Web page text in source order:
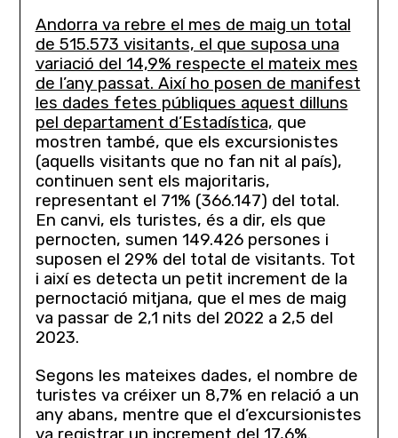
Andorra va rebre el mes de maig un total
de 515.573 visitants, el que suposa una
variació del 14,9% respecte el mateix mes
de l’any passat. Així ho posen de manifest
les dades fetes públiques aquest dilluns
pel departament d’Estadística, que
mostren també, que els excursionistes
(aquells visitants que no fan nit al país),
continuen sent els majoritaris,
representant el 71% (366.147) del total.
En canvi, els turistes, és a dir, els que
pernocten, sumen 149.426 persones i
suposen el 29% del total de visitants. Tot
i així es detecta un petit increment de la
pernoctació mitjana, que el mes de maig
va passar de 2,1 nits del 2022 a 2,5 del
2023.
Segons les mateixes dades, el nombre de
turistes va créixer un 8,7% en relació a un
any abans, mentre que el d’excursionistes